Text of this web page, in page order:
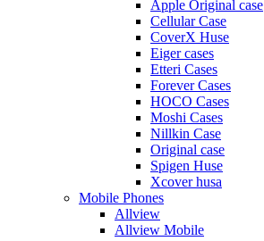
Apple Original case
Cellular Case
CoverX Huse
Eiger cases
Etteri Cases
Forever Cases
HOCO Cases
Moshi Cases
Nillkin Case
Original case
Spigen Huse
Xcover husa
Mobile Phones
Allview
Allview Mobile